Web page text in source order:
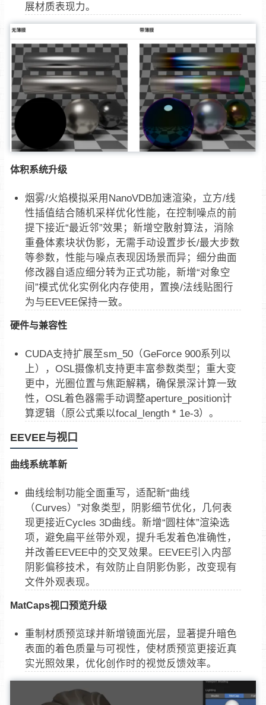
展材质表现力。
体积系统升级
烟雾/火焰模拟采用NanoVDB加速渲染，立方/线
性插值结合随机采样优化性能，在控制噪点的前
提下接近“最近邻”效果；新增空散射算法，消除
重叠体素块状伪影，无需手动设置步长/最大步数
等参数，性能与噪点表现因场景而异；细分曲面
修改器自适应细分转为正式功能，新增“对象空
间”模式优化实例化内存使用，置换/法线贴图行
为与EEVEE保持一致。
硬件与兼容性
CUDA支持扩展至sm_50（GeForce 900系列以
上），OSL摄像机支持更丰富参数类型；重大变
更中，光圈位置与焦距解耦，确保景深计算一致
性，OSL着色器需手动调整aperture_position计
算逻辑（原公式乘以focal_length * 1e-3）。
EEVEE与视口
曲线系统革新
曲线绘制功能全面重写，适配新“曲线
（Curves）”对象类型，阴影细节优化，几何表
现更接近Cycles 3D曲线。新增“圆柱体”渲染选
项，避免扁平丝带外观，提升毛发着色准确性，
并改善EEVEE中的交叉效果。EEVEE引入内部
阴影偏移技术，有效防止自阴影伪影，改变现有
文件外观表现。
MatCaps视口预览升级
重制材质预览球并新增镜面光层，显著提升暗色
表面的着色质量与可视性，使材质预览更接近真
实光照效果，优化创作时的视觉反馈效率。